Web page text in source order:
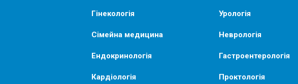
Гінекологія
Сімейна медицина
Ендокринологія
Кардіологія
Урологія
Неврологія
Гастроентерологія
Проктологія